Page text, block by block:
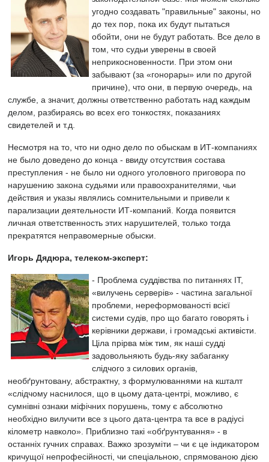
угодно создавать "правильные" законы, но
до тех пор, пока их будут пытаться
обойти, они не будут работать. Все дело в
том, что судьи уверены в своей
неприкосновенности. При этом они
забывают (за «гонорары» или по другой
причине), что они, в первую очередь, на
службе, а значит, должны ответственно работать над каждым
делом, разбираясь во всех его тонкостях, показаниях
свидетелей и т.д.
Несмотря на то, что ни одно дело по обыскам в ИТ-компаниях
не было доведено до конца - ввиду отсутствия состава
преступления - не было ни одного уголовного приговора по
нарушению закона судьями или правоохранителями, чьи
действия и указы являлись сомнительными и привели к
парализации деятельности ИТ-компаний. Когда появится
личная ответственность этих нарушителей, только тогда
прекратятся неправомерные обыски.
Игорь Дядюра, телеком-эксперт:
- Проблема суддівства по питаннях ІТ,
«вилучень серверів» - частина загальної
проблеми, нереформованості всієї
системи судів, про що багато говорять і
керівники держави, і громадські активісти.
Ціла прірва між тим, як наші судді
задовольняють будь-яку забаганку
слідчого з силових органів,
необґрунтовану, абстрактну, з формулюваннями на кшталт
«слідчому наснилося, що в цьому дата-центрі, можливо, є
сумнівні ознаки міфічних порушень, тому є абсолютно
необхідно вилучити все з цього дата-центра та все в радіусі
кілометр навколо». Приблизно такі «обґрунтування» - в
останніх гучних справах. Важко зрозуміти – чи є це індикатором
кричущої непрофесійності, чи спеціальною, спрямованою дією